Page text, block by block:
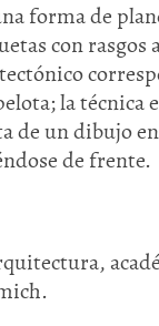
forma de
con
la técnica
de un dibujo
de frente.